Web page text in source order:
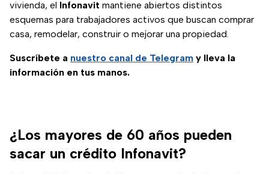
vivienda, el Infonavit mantiene abiertos distintos
esquemas para trabajadores activos que buscan comprar
casa, remodelar, construir o mejorar una propiedad.
Suscríbete a nuestro canal de Telegram y lleva la
información en tus manos.
¿Los mayores de 60 años pueden
sacar un crédito Infonavit?